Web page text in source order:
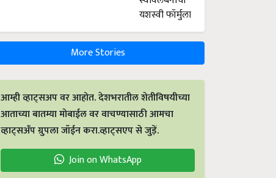
More Stories
आम्ही व्हाट्सअप वर आहोत. देशभरातील शेतीविषयीच्या
आताच्या बातम्या मोबाईल वर वाचण्यासाठी आमचा
व्हाट्सअँप ग्रुपला जॉईन करा.व्हाट्सएप से जुड़ें.
Join on WhatsApp